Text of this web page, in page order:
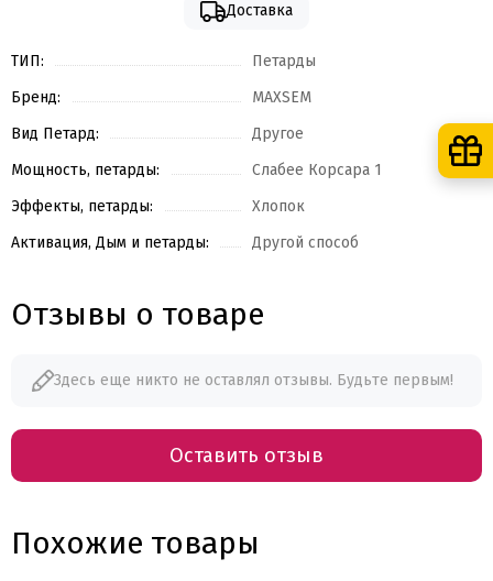
Доставка
ТИП:
Петарды
Бренд:
MAXSEM
Вид Петард:
Другое
Мощность, петарды:
Слабее Корсара 1
Эффекты, петарды:
Хлопок
Активация, Дым и петарды:
Другой способ
Отзывы о товаре
Здесь еще никто не оставлял отзывы. Будьте первым!
Оставить отзыв
Похожие товары